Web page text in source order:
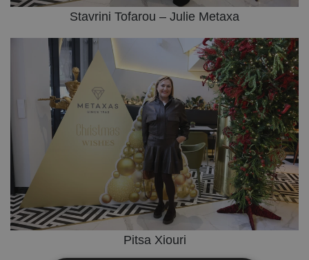
Stavrini Tofarou – Julie Metaxa
Pitsa Xiouri